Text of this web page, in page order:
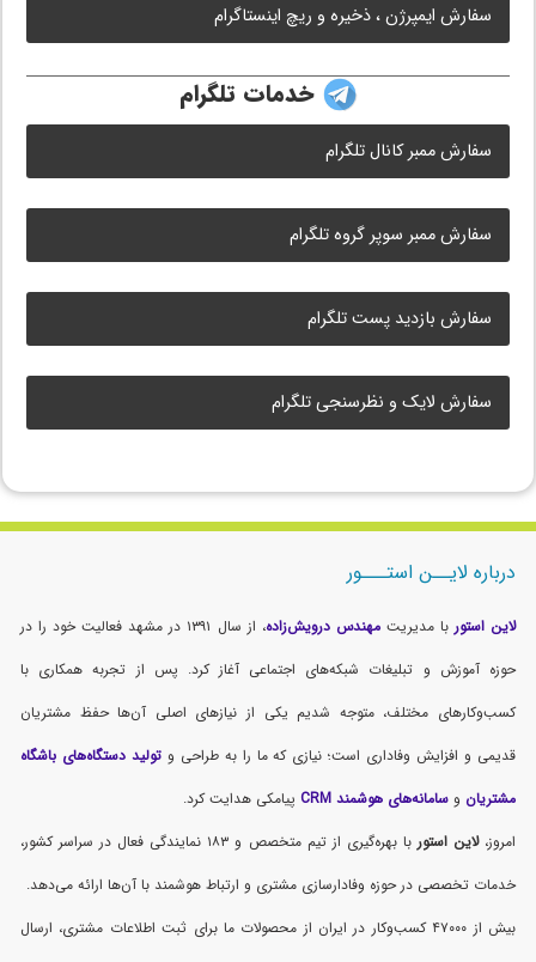
سفارش ایمپرژن ، ذخیره و ریچ اینستاگرام
خدمات تلگرام
سفارش ممبر کانال تلگرام
سفارش ممبر سوپر گروه تلگرام
سفارش بازدید پست تلگرام
سفارش لایک و نظرسنجی تلگرام